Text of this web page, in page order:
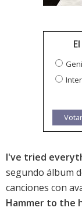
Votar
I've tried
segundo álbum
canciones con
Hammer to the